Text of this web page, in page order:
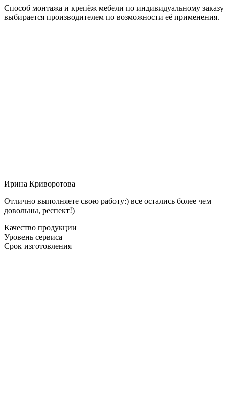
Способ монтажа и крепёж мебели по индивидуальному заказу
выбирается производителем по возможности её применения.
Ирина Криворотова
Отлично выполняете свою работу:) все остались более чем
довольны, респект!)
Качество продукции
Уровень сервиса
Срок изготовления